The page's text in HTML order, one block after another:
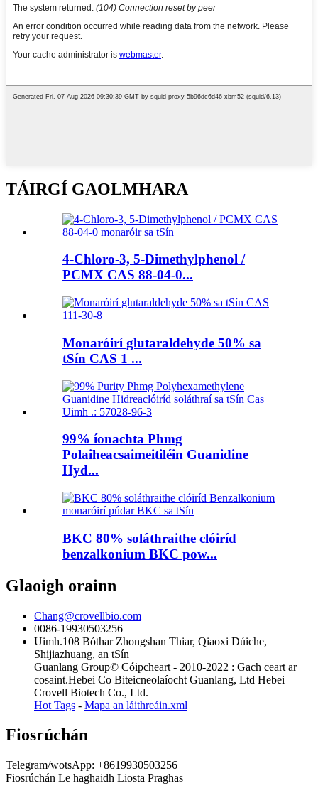
TÁIRGÍ GAOLMHARA
4-Chloro-3, 5-Dimethylphenol /
PCMX CAS 88-04-0...
Monaróirí glutaraldehyde 50% sa
tSín CAS 1 ...
99% íonachta Phmg
Polaiheacsaimeitiléin Guanidine
Hyd...
BKC 80% soláthraithe clóiríd
benzalkonium BKC pow...
Glaoigh orainn
Chang@crovellbio.com
0086-19930503256
Uimh.108 Bóthar Zhongshan Thiar, Qiaoxi Dúiche,
Shijiazhuang, an tSín
Guanlang Group© Cóipcheart - 2010-2022 : Gach ceart ar
cosaint.Hebei Co Biteicneolaíocht Guanlang, Ltd Hebei
Crovell Biotech Co., Ltd.
Hot Tags - Mapa an láithreáin.xml
Fiosrúchán
Telegram/wotsApp: +8619930503256
Fiosrúchán Le haghaidh Liosta Praghas